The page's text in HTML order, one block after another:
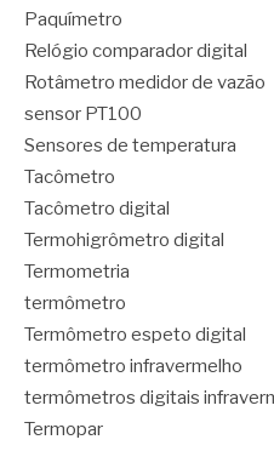
Paquímetro
Relógio comparador digital
Rotâmetro medidor de vazão
sensor PT100
Sensores de temperatura
Tacômetro
Tacômetro digital
Termohigrômetro digital
Termometria
termômetro
Termômetro espeto digital
termômetro infravermelho
termômetros digitais
Termopar